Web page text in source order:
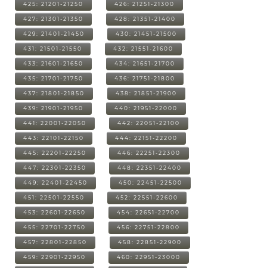
425: 21201-21250 426: 21251-21300
427: 21301-21350 428: 21351-21400
429: 21401-21450 430: 21451-21500
431: 21501-21550 432: 21551-21600
433: 21601-21650 434: 21651-21700
435: 21701-21750 436: 21751-21800
437: 21801-21850 438: 21851-21900
439: 21901-21950 440: 21951-22000
441: 22001-22050 442: 22051-22100
443: 22101-22150 444: 22151-22200
445: 22201-22250 446: 22251-22300
447: 22301-22350 448: 22351-22400
449: 22401-22450 450: 22451-22500
451: 22501-22550 452: 22551-22600
453: 22601-22650 454: 22651-22700
455: 22701-22750 456: 22751-22800
457: 22801-22850 458: 22851-22900
459: 22901-22950 460: 22951-23000